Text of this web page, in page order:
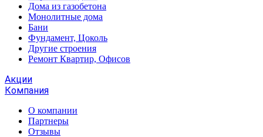
Дома из газобетона
Монолитные дома
Бани
Фундамент, Цоколь
Другие строения
Ремонт Квартир, Офисов
Акции
Компания
О компании
Партнеры
Отзывы